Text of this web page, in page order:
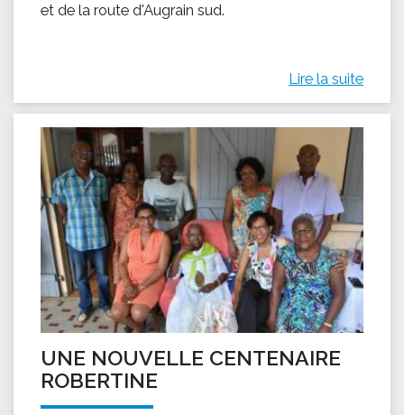
et de la route d'Augrain sud.
Lire la suite
UNE NOUVELLE CENTENAIRE
ROBERTINE